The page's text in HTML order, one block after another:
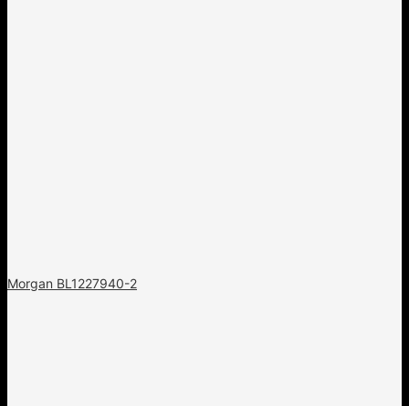
Morgan BL1227940-2